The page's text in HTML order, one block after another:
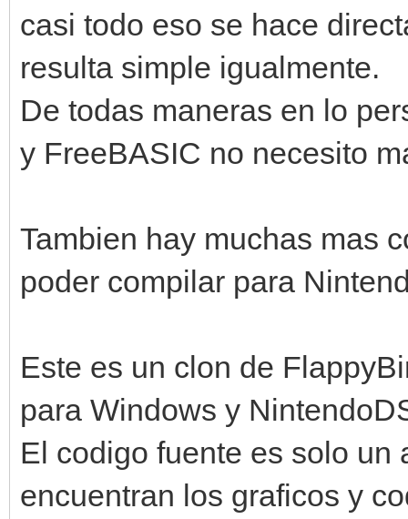
casi todo eso se hace
resulta simple igualmente.
De todas maneras en lo
y FreeBASIC no necesito
Tambien hay muchas mas
poder compilar para
Este es un clon de
para Windows y
El codigo fuente es solo un
encuentran los graficos y